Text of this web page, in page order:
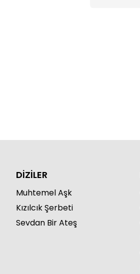
DİZİLER
Muhtemel Aşk
Kızılcık Şerbeti
Sevdan Bir Ateş